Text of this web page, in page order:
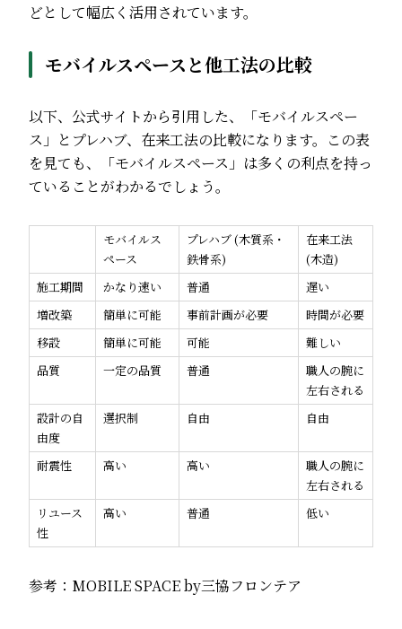
どとして幅広く活用されています。
モバイルスペースと他工法の比較
以下、公式サイトから引用した、「モバイルスペー
ス」とプレハブ、在来工法の比較になります。この表
を見ても、「モバイルスペース」は多くの利点を持っ
ていることがわかるでしょう。
モバイルス
ペース
プレハブ (木質系・
鉄骨系)
在来工法
(木造)
施工期間
かなり速い 普通
遅い
増改築
簡単に可能 事前計画が必要
時間が必要
移設
簡単に可能 可能
難しい
品質
一定の品質 普通
職人の腕に
左右される
設計の自
由度
選択制 自由 自由
耐震性 高い 高い
職人の腕に
左右される
リユース
性
高い 普通 低い
参考： MOBILE SPACE by三協フロンテア